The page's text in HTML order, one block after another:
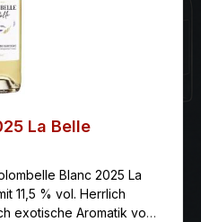
der bedeutendsten
werden nur
traubeneigener
vergoren und
Frische erhalten
von reifen Birnen und
La Belle
Blanc 2025 La
11,5 % vol. Herrlich
exotische Aromatik von